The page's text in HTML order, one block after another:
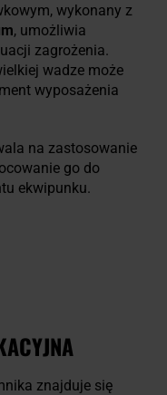
wykonany z
, umożliwia
zagrożenia.
wadze może
wyposażenia
na zastosowanie
go do
ekwipunku.
znajduje się